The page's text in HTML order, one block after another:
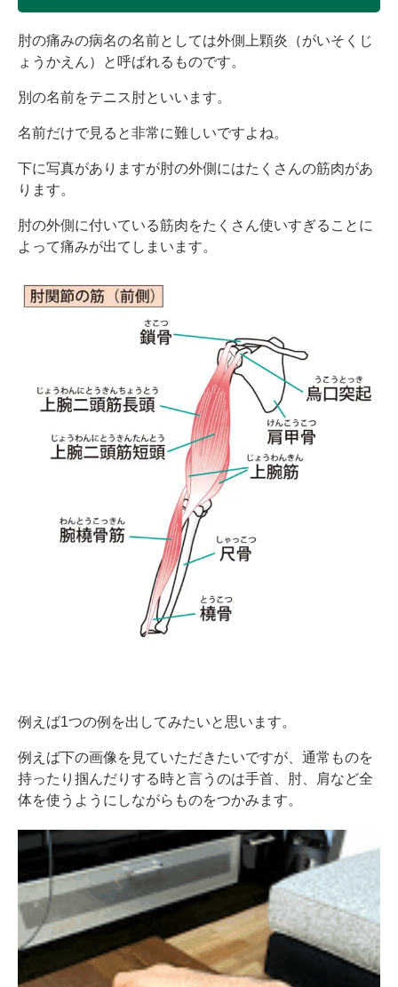
肘の痛みの病名の名前としては外側上顆炎（がいそくじ
ょうかえん）と呼ばれるものです。
別の名前をテニス肘といいます。
名前だけで見ると非常に難しいですよね。
下に写真がありますが肘の外側にはたくさんの筋肉があ
ります。
肘の外側に付いている筋肉をたくさん使いすぎることに
よって痛みが出てしまいます。
例えば1つの例を出してみたいと思います。
例えば下の画像を見ていただきたいですが、通常ものを
持ったり掴んだりする時と言うのは手首、肘、肩など全
体を使うようにしながらものをつかみます。